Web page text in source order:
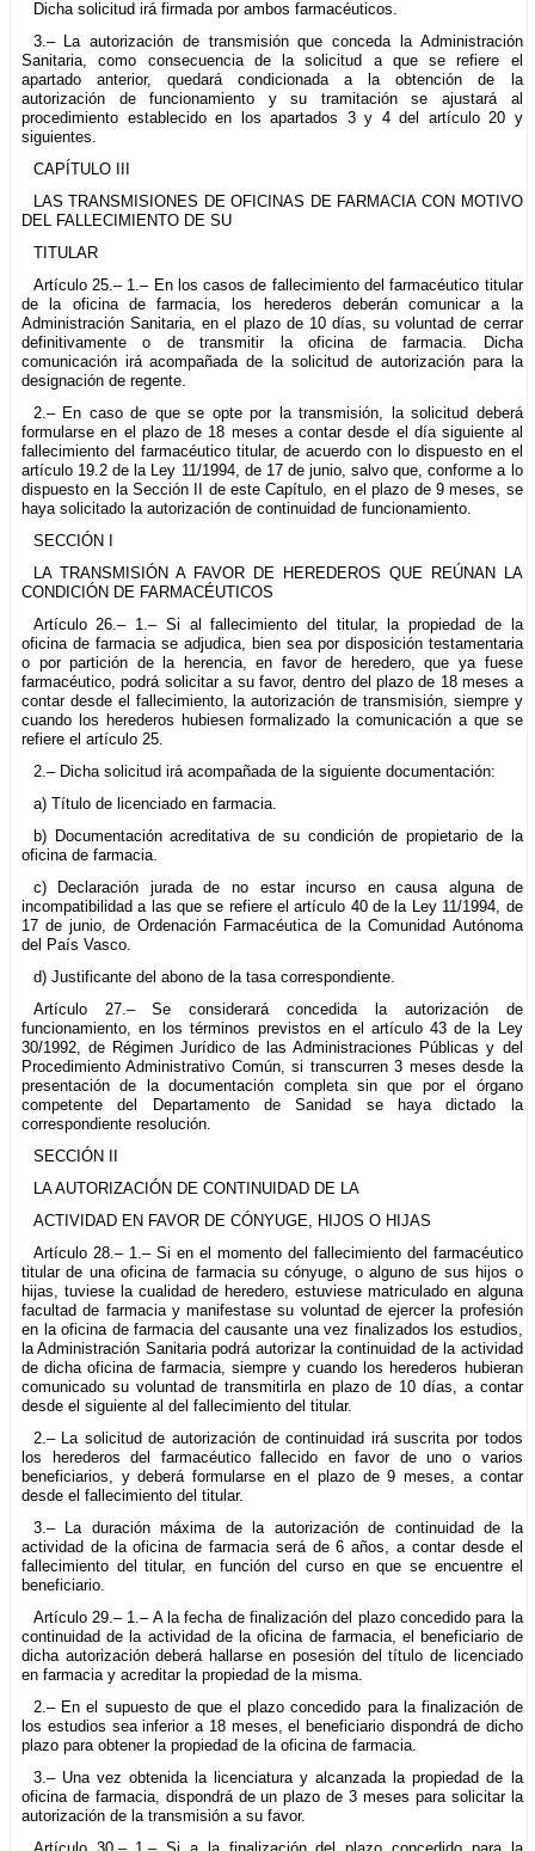
Dicha solicitud irá firmada por ambos farmacéuticos.
3.– La autorización de transmisión que conceda la Administración
Sanitaria, como consecuencia de la solicitud a que se refiere el
apartado anterior, quedará condicionada a la obtención de la
autorización de funcionamiento y su tramitación se ajustará al
procedimiento establecido en los apartados 3 y 4 del artículo 20 y
siguientes.
CAPÍTULO III
LAS TRANSMISIONES DE OFICINAS DE FARMACIA CON MOTIVO
DEL FALLECIMIENTO DE SU
TITULAR
Artículo 25.– 1.– En los casos de fallecimiento del farmacéutico titular
de la oficina de farmacia, los herederos deberán comunicar a la
Administración Sanitaria, en el plazo de 10 días, su voluntad de cerrar
definitivamente o de transmitir la oficina de farmacia. Dicha
comunicación irá acompañada de la solicitud de autorización para la
designación de regente.
2.– En caso de que se opte por la transmisión, la solicitud deberá
formularse en el plazo de 18 meses a contar desde el día siguiente al
fallecimiento del farmacéutico titular, de acuerdo con lo dispuesto en el
artículo 19.2 de la Ley 11/1994, de 17 de junio, salvo que, conforme a lo
dispuesto en la Sección II de este Capítulo, en el plazo de 9 meses, se
haya solicitado la autorización de continuidad de funcionamiento.
SECCIÓN I
LA TRANSMISIÓN A FAVOR DE HEREDEROS QUE REÚNAN LA
CONDICIÓN DE FARMACÉUTICOS
Artículo 26.– 1.– Si al fallecimiento del titular, la propiedad de la
oficina de farmacia se adjudica, bien sea por disposición testamentaria
o por partición de la herencia, en favor de heredero, que ya fuese
farmacéutico, podrá solicitar a su favor, dentro del plazo de 18 meses a
contar desde el fallecimiento, la autorización de transmisión, siempre y
cuando los herederos hubiesen formalizado la comunicación a que se
refiere el artículo 25.
2.– Dicha solicitud irá acompañada de la siguiente documentación:
a) Título de licenciado en farmacia.
b) Documentación acreditativa de su condición de propietario de la
oficina de farmacia.
c) Declaración jurada de no estar incurso en causa alguna de
incompatibilidad a las que se refiere el artículo 40 de la Ley 11/1994, de
17 de junio, de Ordenación Farmacéutica de la Comunidad Autónoma
del País Vasco.
d) Justificante del abono de la tasa correspondiente.
Artículo 27.– Se considerará concedida la autorización de
funcionamiento, en los términos previstos en el artículo 43 de la Ley
30/1992, de Régimen Jurídico de las Administraciones Públicas y del
Procedimiento Administrativo Común, si transcurren 3 meses desde la
presentación de la documentación completa sin que por el órgano
competente del Departamento de Sanidad se haya dictado la
correspondiente resolución.
SECCIÓN II
LA AUTORIZACIÓN DE CONTINUIDAD DE LA
ACTIVIDAD EN FAVOR DE CÓNYUGE, HIJOS O HIJAS
Artículo 28.– 1.– Si en el momento del fallecimiento del farmacéutico
titular de una oficina de farmacia su cónyuge, o alguno de sus hijos o
hijas, tuviese la cualidad de heredero, estuviese matriculado en alguna
facultad de farmacia y manifestase su voluntad de ejercer la profesión
en la oficina de farmacia del causante una vez finalizados los estudios,
la Administración Sanitaria podrá autorizar la continuidad de la actividad
de dicha oficina de farmacia, siempre y cuando los herederos hubieran
comunicado su voluntad de transmitirla en plazo de 10 días, a contar
desde el siguiente al del fallecimiento del titular.
2.– La solicitud de autorización de continuidad irá suscrita por todos
los herederos del farmacéutico fallecido en favor de uno o varios
beneficiarios, y deberá formularse en el plazo de 9 meses, a contar
desde el fallecimiento del titular.
3.– La duración máxima de la autorización de continuidad de la
actividad de la oficina de farmacia será de 6 años, a contar desde el
fallecimiento del titular, en función del curso en que se encuentre el
beneficiario.
Artículo 29.– 1.– A la fecha de finalización del plazo concedido para la
continuidad de la actividad de la oficina de farmacia, el beneficiario de
dicha autorización deberá hallarse en posesión del título de licenciado
en farmacia y acreditar la propiedad de la misma.
2.– En el supuesto de que el plazo concedido para la finalización de
los estudios sea inferior a 18 meses, el beneficiario dispondrá de dicho
plazo para obtener la propiedad de la oficina de farmacia.
3.– Una vez obtenida la licenciatura y alcanzada la propiedad de la
oficina de farmacia, dispondrá de un plazo de 3 meses para solicitar la
autorización de la transmisión a su favor.